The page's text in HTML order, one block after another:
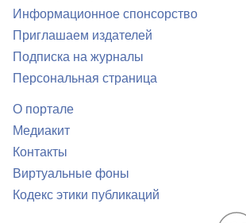
Информационное спонсорство
Приглашаем издателей
Подписка на журналы
Персональная страница
О портале
Медиакит
Контакты
Виртуальные фоны
Кодекс этики публикаций